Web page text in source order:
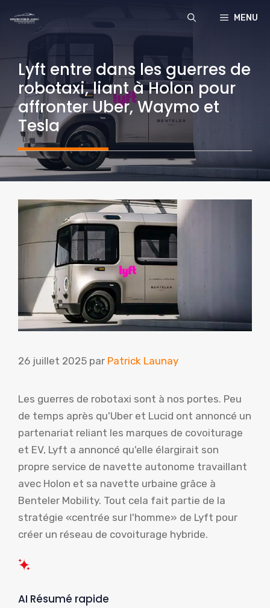
contenu
MENU
Lyft entre dans les guerres de
robotaxi, liant à Holon pour
affronter Uber, Waymo et
Tesla
26 juillet 2025 par Patrick Launay
Les guerres de robotaxi sont à nos portes. Peu
de temps après qu'Uber et Lucid ont annoncé un
partenariat reliant les marques de covoiturage
et EV, Lyft a annoncé qu'elle élargirait son
propre service de navette autonome travaillant
avec Holon et sa navette urbaine grâce à
Benteler Mobility. Tout cela fait partie de la
stratégie «centrée sur l'homme» de Lyft pour
créer un réseau de covoiturage hybride.
AI Résumé rapide